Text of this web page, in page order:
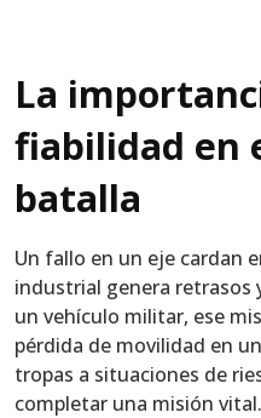
La
fiabilidad en
batalla
Un fallo en un eje cardan
industrial genera retrasos
un vehículo militar, ese
pérdida de movilidad en
tropas a situaciones de
completar una misión vital.